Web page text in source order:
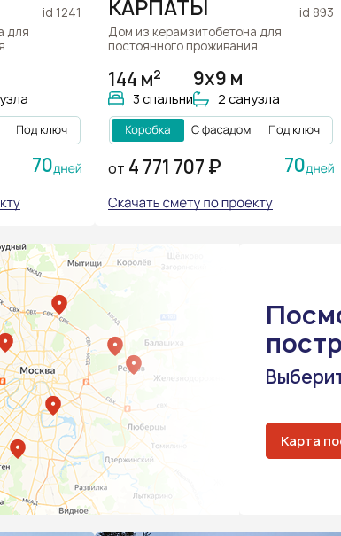
id 1241
для
70
КАРПАТЫ
id 893
Дом из керамзитобетона для
постоянного проживания
144 м2
3 спальни
9х9 м
2 санузла
ОТ 4 771 707 ₽ 70
Карта